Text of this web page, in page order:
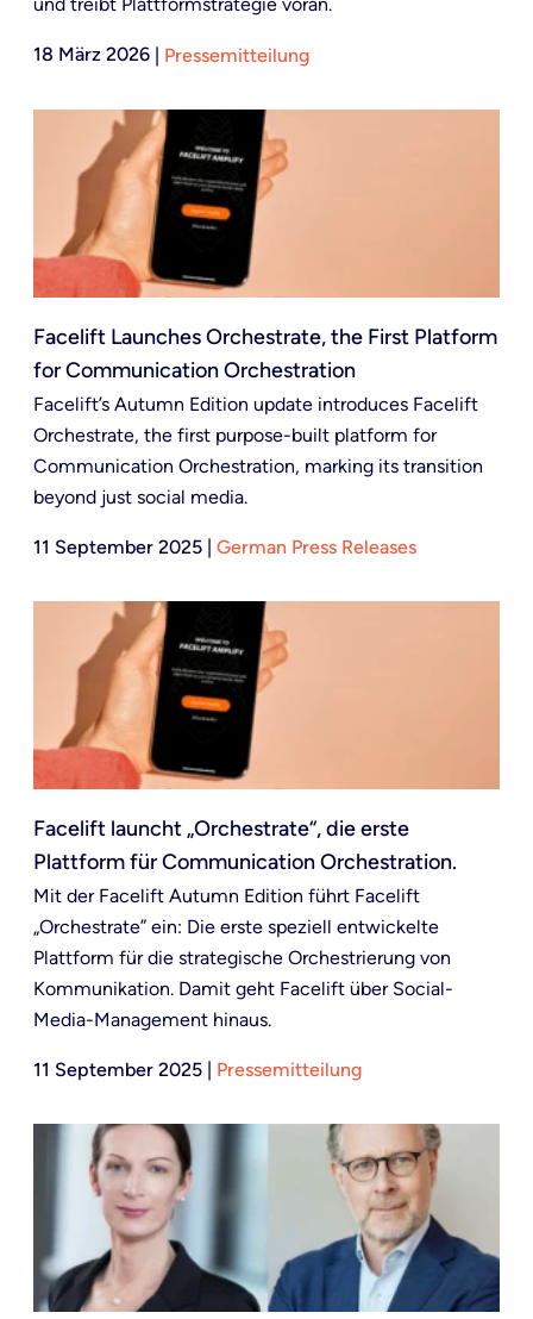
18 März 2026 | Pressemitteilung
Facelift Launches Orchestrate, the First Platform
for Communication Orchestration
Facelift’s Autumn Edition update introduces Facelift
Orchestrate, the first purpose-built platform for
Communication Orchestration, marking its transition
beyond just social media.
11 September 2025 | German Press Releases
Facelift launcht „Orchestrate“, die erste
Plattform für Communication Orchestration.
Mit der Facelift Autumn Edition führt Facelift
„Orchestrate” ein: Die erste speziell entwickelte
Plattform für die strategische Orchestrierung von
Kommunikation. Damit geht Facelift über Social-
Media-Management hinaus.
11 September 2025 Pressemitteilung